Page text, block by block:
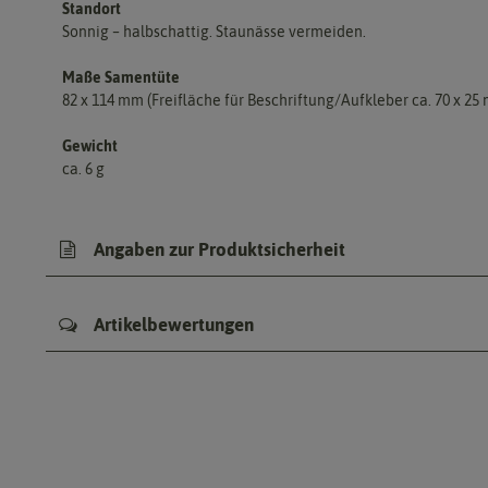
Standort
Sonnig – halbschattig. Staunässe vermeiden.
Maße Samentüte
82 x 114 mm (Freifläche für Beschriftung/Aufkleber ca. 70 x 25
Gewicht
ca. 6 g
Angaben zur Produktsicherheit
Artikelbewertungen